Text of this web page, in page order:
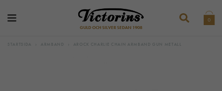
GULD OCH SILVER SEDAN 1908
0
STARTSIDA ARMBAND AROCK CHARLIE CHAIN ARMBAND GUN METALL